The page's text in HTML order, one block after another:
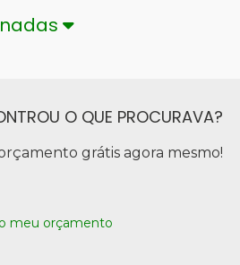
O QUE PROCURAVA?
grátis agora mesmo!
meu orçamento